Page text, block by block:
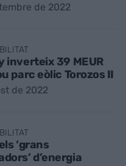
de 2022
inverteix 39 MEUR
parc eòlic Torozos II
de 2022
‘grans
d’energia